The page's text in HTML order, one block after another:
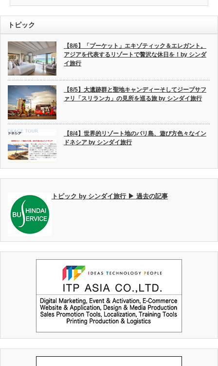
トピック
【8/6】「プーケット」エキゾティック＆エレガント。
アジアを代表するリゾートで贅沢な休日を！by シンダ
イ旅行
【8/5】大遺跡群と聖地キャンディーそしてジープサフ
ァリ「スリランカ」の見所を巡る旅 by シンダイ旅行
【8/4】世界的リゾート地のバリ島、遊び方色々なイン
ドネシア by シンダイ旅行
トピック by シンダイ旅行 ▶ 過去の記事